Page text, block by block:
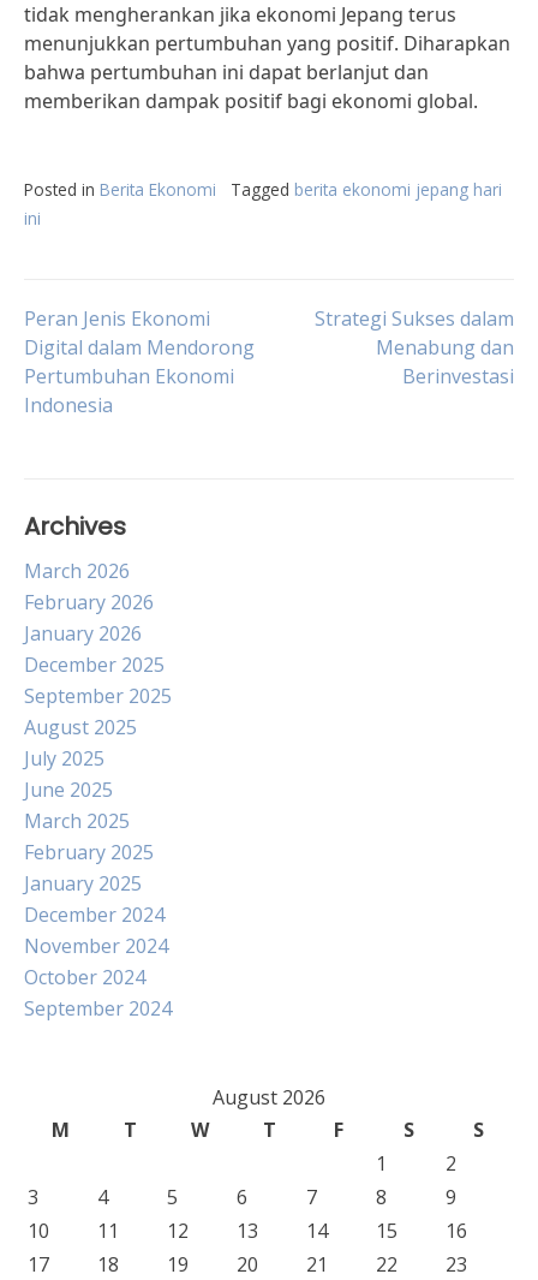
tidak mengherankan jika ekonomi Jepang terus
menunjukkan pertumbuhan yang positif. Diharapkan
bahwa pertumbuhan ini dapat berlanjut dan
memberikan dampak positif bagi ekonomi global.
Posted in Berita Ekonomi Tagged berita ekonomi jepang hari
ini
Post
navigation
Peran Jenis Ekonomi
Digital dalam Mendorong
Pertumbuhan Ekonomi
Indonesia
Strategi Sukses dalam
Menabung dan
Berinvestasi
Archives
March 2026
February 2026
January 2026
December 2025
September 2025
August 2025
July 2025
June 2025
March 2025
February 2025
January 2025
December 2024
November 2024
October 2024
September 2024
August 2026
M
T W T F S
S
1
2
3
4 5 6 7 8
9
10
11 12 13 14 15
16
17
18 19 20 21 22 23